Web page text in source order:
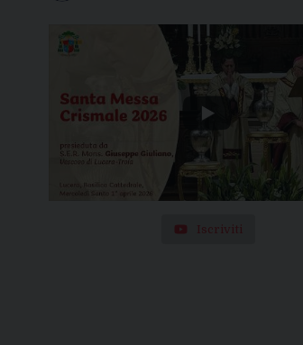
Iscriviti